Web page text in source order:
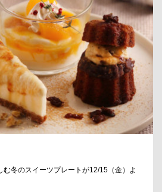
む冬のスイーツプレートが12/15（金）よ